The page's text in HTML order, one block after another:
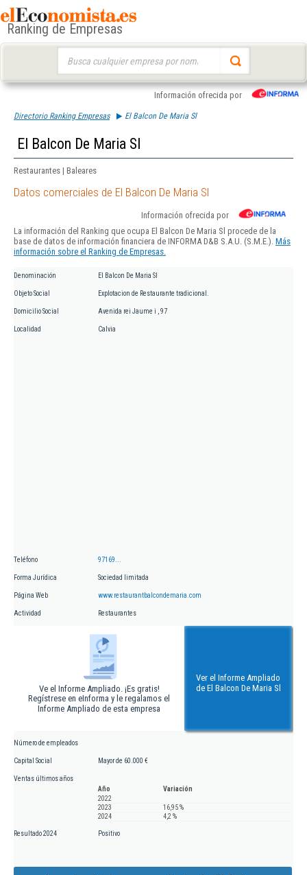
Ranking de Empresas
Información ofrecida por
Directorio Ranking Empresas El Balcon De Maria Sl
El Balcon De Maria Sl
Restaurantes | Baleares
Datos comerciales de El Balcon De Maria Sl
Información ofrecida por
La información del Ranking que ocupa El Balcon De Maria Sl procede de la
base de datos de información financiera de INFORMA D&B S.A.U. (S.M.E.). Más
información sobre el Ranking de Empresas.
Denominación El Balcon De Maria Sl
Objeto Social Explotacion de Restaurante tradicional.
Domicilio Social Avenida rei Jaume i , 97
Localidad Calvia
Teléfono 97169...
Forma Jurídica Sociedad limitada
Página Web www.restaurantbalcondemaria.com
Actividad Restaurantes
Ve el Informe Ampliado. ¡Es gratis!
Regístrese en eInforma y le regalamos el
Informe Ampliado de esta empresa
Ver el Informe Ampliado
de El Balcon De Maria Sl
Número de empleados
Capital Social Mayor de 60.000 €
Ventas últimos años
Año
Variación
2022
2023
16,95 %
2024
4,2 %
Resultado 2024 Positivo